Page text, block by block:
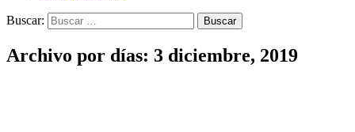
Buscar:
Archivo por días: 3 diciembre, 2019